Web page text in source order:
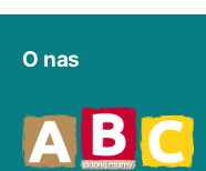
O nas